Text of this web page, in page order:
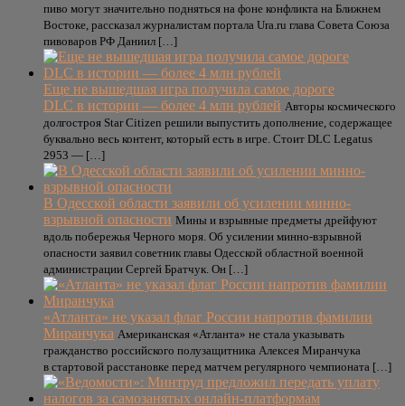
пиво могут значительно подняться на фоне конфликта на Ближнем
Востоке, рассказал журналистам портала Ura.ru глава Совета Союза
пивоваров РФ Даниил […]
Еще не вышедшая игра получила самое дороге
DLC в истории — более 4 млн рублей Авторы космического
долгостроя Star Citizen решили выпустить дополнение, содержащее
буквально весь контент, который есть в игре. Стоит DLC Legatus
2953 — […]
В Одесской области заявили об усилении минно-
взрывной опасности Мины и взрывные предметы дрейфуют
вдоль побережья Черного моря. Об усилении минно-взрывной
опасности заявил советник главы Одесской областной военной
администрации Сергей Братчук. Он […]
«Атланта» не указал флаг России напротив фамилии
Миранчука Американская «Атланта» не стала указывать
гражданство российского полузащитника Алексея Миранчука
в стартовой расстановке перед матчем регулярного чемпионата […]